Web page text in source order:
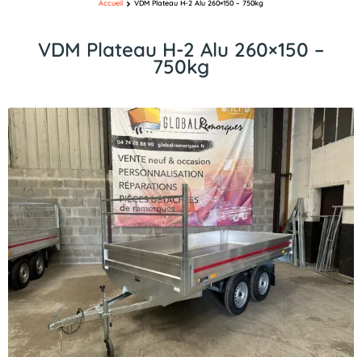
VDM Plateau H-2 Alu 260×150 –
750kg
Accueil VDM Plateau H-2 Alu 260×150 – 750kg